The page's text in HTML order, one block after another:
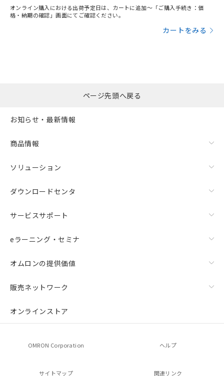
オンライン購入における出荷予定日は、カートに追加～「ご購入手続き：価
格・納期の確認」画面にてご確認ください。
カートをみる
ページ先頭へ戻る
お知らせ・最新情報
商品情報
ソリューション
ダウンロードセンタ
サービスサポート
eラーニング・セミナ
オムロンの提供価値
販売ネットワーク
オンラインストア
OMRON Corporation ヘルプ
サイトマップ 関連リンク